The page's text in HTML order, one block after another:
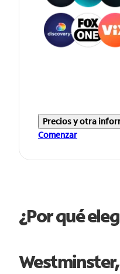
Precios y otra
Comenzar
¿Por qué